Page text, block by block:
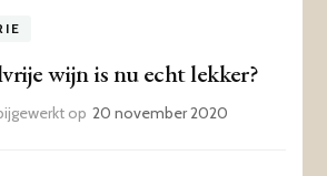
wijn is nu echt lekker?
op 20 november 2020